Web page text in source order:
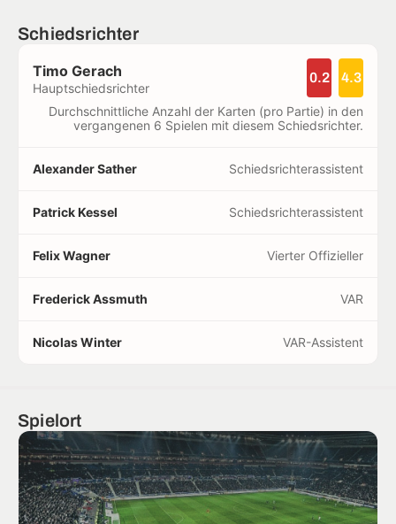
Schiedsrichter
Timo Gerach
Hauptschiedsrichter
0.2 4.3
Durchschnittliche Anzahl der Karten (pro Partie) in den
vergangenen 6 Spielen mit diesem Schiedsrichter.
Alexander Sather Schiedsrichterassistent
Patrick Kessel Schiedsrichterassistent
Felix Wagner Vierter Offizieller
Frederick Assmuth VAR
Nicolas Winter VAR-Assistent
Spielort